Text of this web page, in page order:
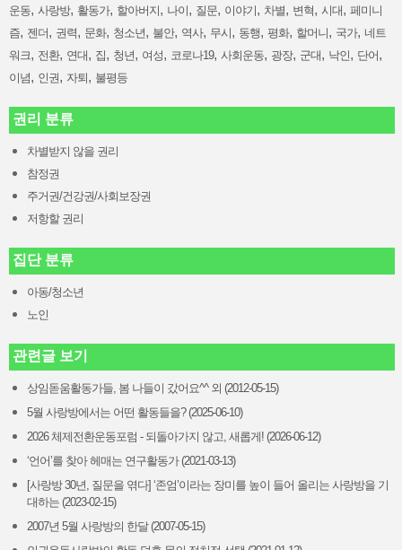
운동, 사랑방, 활동가, 할아버지, 나이, 질문, 이야기, 차별, 변혁, 시대, 페미니
즘, 젠더, 권력, 문화, 청소년, 불안, 역사, 무시, 동행, 평화, 할머니, 국가, 네트
워크, 전환, 연대, 집, 청년, 여성, 코로나19, 사회운동, 광장, 군대, 낙인, 단어,
이념, 인권, 자퇴, 불평등
권리 분류
차별받지 않을 권리
참정권
주거권/건강권/사회보장권
저항할 권리
집단 분류
아동/청소년
노인
관련글 보기
상임돋움활동가들, 봄 나들이 갔어요^^ 외 (2012-05-15)
5월 사랑방에서는 어떤 활동들을? (2025-06-10)
2026 체제전환운동포럼 - 되돌아가지 않고, 새롭게! (2026-06-12)
‘언어’를 찾아 헤매는 연구활동가 (2021-03-13)
[사랑방 30년, 질문을 엮다] ‘존엄’이라는 장미를 높이 들어 올리는 사랑방을 기
대하는 (2023-02-15)
2007년 5월 사랑방의 한달 (2007-05-15)